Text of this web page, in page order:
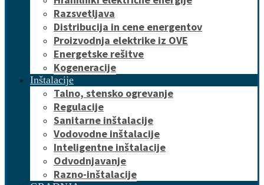
Razsvetljava
Distribucija in cene energentov
Proizvodnja elektrike iz OVE
Energetske rešitve
Kogeneracije
Inštalacije
Talno, stensko ogrevanje
Regulacije
Sanitarne inštalacije
Vodovodne inštalacije
Inteligentne inštalacije
Odvodnjavanje
Razno-inštalacije